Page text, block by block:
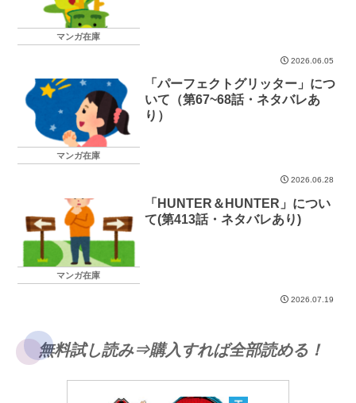
マンガ在庫
2026.06.05
マンガ在庫
「パーフェクトグリッター」につ
いて（第67~68話・ネタバレあ
り）
2026.06.28
マンガ在庫
「HUNTER＆HUNTER」につい
て(第413話・ネタバレあり)
2026.07.19
無料試し読み⇒購入すれば全部読める！